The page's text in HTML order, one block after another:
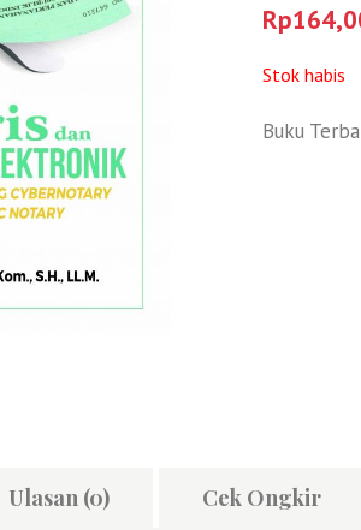
Rp
Stok habis
Buku
Ulasan (0) Cek Ongkir